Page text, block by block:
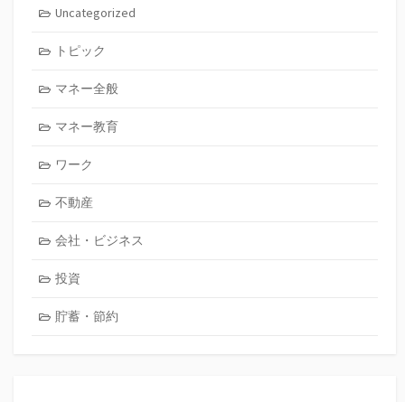
Uncategorized
トピック
マネー全般
マネー教育
ワーク
不動産
会社・ビジネス
投資
貯蓄・節約